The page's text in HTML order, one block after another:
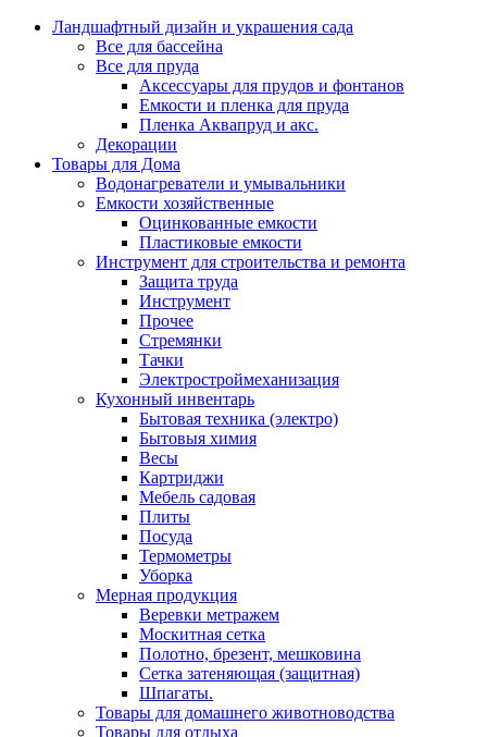
Ландшафтный дизайн и украшения сада
Все для бассейна
Все для пруда
Аксессуары для прудов и фонтанов
Емкости и пленка для пруда
Пленка Аквапруд и акс.
Декорации
Товары для Дома
Водонагреватели и умывальники
Емкости хозяйственные
Оцинкованные емкости
Пластиковые емкости
Инструмент для строительства и ремонта
Защита труда
Инструмент
Прочее
Стремянки
Тачки
Электростроймеханизация
Кухонный инвентарь
Бытовая техника (электро)
Бытовыя химия
Весы
Картриджи
Мебель садовая
Плиты
Посуда
Термометры
Уборка
Мерная продукция
Веревки метражем
Москитная сетка
Полотно, брезент, мешковина
Сетка затеняющая (защитная)
Шпагаты.
Товары для домашнего животноводства
Товары для отдыха